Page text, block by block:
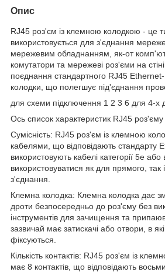
Опис
RJ45 роз'єм із клемною колодкою - це
використовується для з'єднання
мережевим обладнанням, як-от
комутатори та мережеві роз'єми на
поєднання стандартного RJ45
колодки, що полегшує під'єднання
для схеми підключення 1 2 3 6 для 4-х
Ось список характеристик RJ45
Сумісність: RJ45 роз'єм із клемною
кабелями, що відповідають стандарту
використовують кабелі категорії 5e
використовуватися як для прямого,
з'єднання.
Клемна колодка: Клемна колодка дає
дроти безпосередньо до роз'єму без
інструментів для зачищення та
зазвичай має затискачі або отвори, в
фіксуються.
Кількість контактів: RJ45 роз'єм із
має 8 контактів, що відповідають